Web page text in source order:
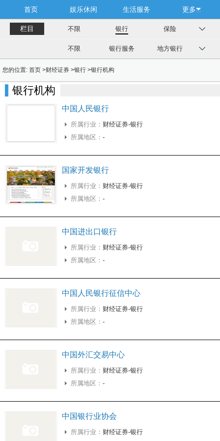
首页 娱乐休闲 生活服务 更多
栏目 不限 银行 保险
不限 银行服务 地方银行
您的位置: 首页 >财经证券 >银行 >银行机构
银行机构
中国人民银行
所属行业： 财经证券-银行
所属地区： -
国家开发银行
所属行业： 财经证券-银行
所属地区： -
中国进出口银行
所属行业： 财经证券-银行
所属地区： -
中国人民银行征信中心
所属行业： 财经证券-银行
所属地区： -
中国外汇交易中心
所属行业： 财经证券-银行
所属地区： -
中国银行业协会
所属行业： 财经证券-银行